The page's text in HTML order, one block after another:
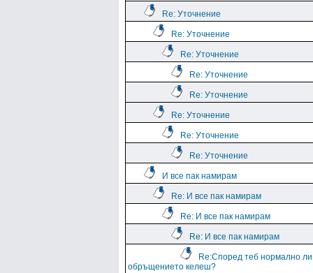
Re: Уточнение
Re: Уточнение
Re: Уточнение
Re: Уточнение
Re: Уточнение
Re: Уточнение
Re: Уточнение
Re: Уточнение
И все пак намирам
Re: И все пак намирам
Re: И все пак намирам
Re: И все пак намирам
Re:Според теб нормално
обръщението келеш?